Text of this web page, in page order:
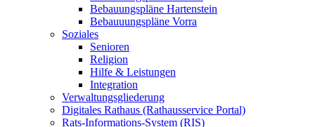
Bebauungspläne Hartenstein
Bebauuungspläne Vorra
Soziales
Senioren
Religion
Hilfe & Leistungen
Integration
Verwaltungsgliederung
Digitales Rathaus (Rathausservice Portal)
Rats-Informations-System (RIS)